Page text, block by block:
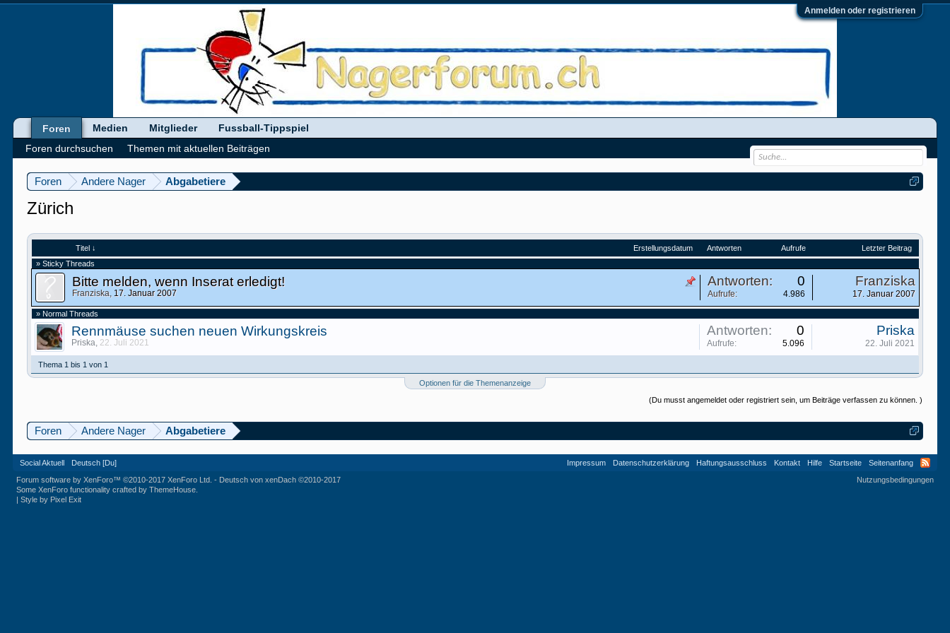
Anmelden oder registrieren
Foren Andere Nager Abgabetiere
Zürich
Titel ↓ Erstellungsdatum Antworten Aufrufe
Letzter Beitrag
» Sticky Threads
Bitte melden, wenn Inserat erledigt!
Franziska, 17. Januar 2007
Antworten: 0
Aufrufe: 4.986
Franziska
17. Januar 2007
» Normal Threads
Rennmäuse suchen neuen Wirkungskreis
Priska, 22. Juli 2021
Antworten: 0
Aufrufe: 5.096
Priska
22. Juli 2021
Thema 1 bis 1 von 1
Optionen für die Themenanzeige
(Du musst angemeldet oder registriert sein, um Beiträge verfassen zu können. )
Foren Andere Nager Abgabetiere
Foren
Foren durchsuchen
Themen mit aktuellen Beiträgen
Medien Mitglieder Fussball-Tippspiel
Social Aktuell Deutsch [Du] Impressum Datenschutzerklärung Haftungsausschluss Kontakt Hilfe Startseite
Seitenanfang
Nutzungsbedingungen
Forum software by XenForo™©2010-2017 XenForo Ltd. - Deutsch von xenDach©2010-2017
Some XenForo functionality crafted byThemeHouse
|Style by Pixel Exit